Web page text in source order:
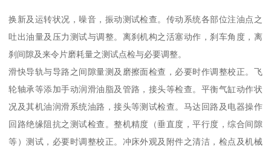
换新及运转状况，噪音，振动测试检查。传动系统各部位注油点之
吐出油量及压力测试与调整。离刹机构之活塞动作，刹车角度，离
刹间隙及来令片磨耗量之测试点检与必要调整。
滑快导轨与导路之间隙量测及磨擦面检查，必要时作调整校正。飞
轮轴承等添加手动润滑油脂及管路，接头等检查。平衡气缸动作状
况及其机油润滑系统油路，接头等测试检查。马达回路及电器操作
回路绝缘阻抗之测试检查。整机精度（垂直度，平行度，综合间隙
等）测试，必要时调整校正。冲床外观及附件之清洁，检点及机械